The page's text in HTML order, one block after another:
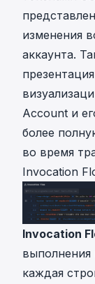
изменения
аккаунта.
Account и
более
во время
Invocation
Invocation
выполнения
каждая